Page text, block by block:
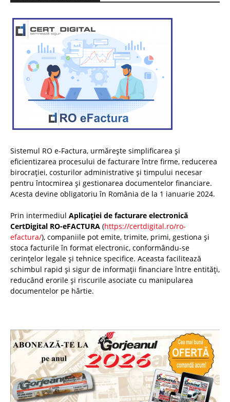
Sistemul RO e-Factura, urmărește simplificarea și
eficientizarea procesului de facturare între firme, reducerea
birocrației, costurilor administrative și timpului necesar
pentru întocmirea și gestionarea documentelor financiare.
Acesta devine obligatoriu în România de la 1 ianuarie 2024.
Prin intermediul Aplicației de facturare electronică
CertDigital RO-eFACTURA (https://certdigital.ro/ro-
efactura/), companiile pot emite, trimite, primi, gestiona și
stoca facturile în format electronic, conformându-se
cerințelor legale și tehnice specifice. Aceasta facilitează
schimbul rapid și sigur de informații financiare între entități,
reducând erorile și riscurile asociate cu manipularea
documentelor pe hârtie.